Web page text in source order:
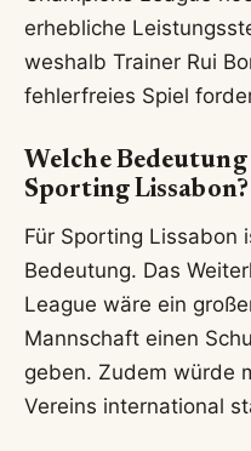
erhebliche
weshalb Trainer Rui
fehlerfreies Spiel
Welche
Sporting Lissabon?
Für Sporting Lissabon
Bedeutung. Das
League wäre ein
Mannschaft einen
geben. Zudem würde
Vereins international